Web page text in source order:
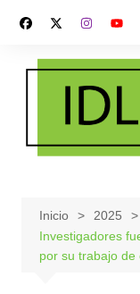
contenido
Inicio 2025
Investigadores
por su trabajo